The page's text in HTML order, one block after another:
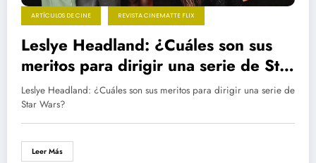
ARTÍCULOS DE CINE REVISTA CINEMATTE FLIX
Leslye Headland: ¿Cuáles son sus
meritos para dirigir una serie de Star
Wars?
Leslye Headland: ¿Cuáles son sus meritos para dirigir una serie de
Star Wars?
Leer Más